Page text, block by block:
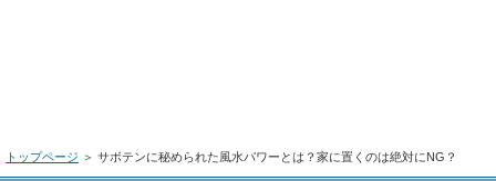
トップページ ＞ サボテンに秘められた風水パワーとは？家に置くのは絶対にNG？